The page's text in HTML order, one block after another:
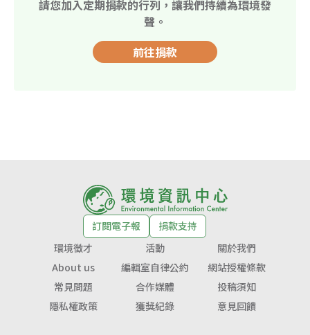
請您加入定期捐款的行列，讓我們持續為環境發
聲。
前往捐款
訂閱電子報
捐款支持
環境徵才
活動
關於我們
About us
編輯室自律公約
網站授權條款
常見問題
合作媒體
投稿須知
隱私權政策
獲獎紀錄 意見回饋